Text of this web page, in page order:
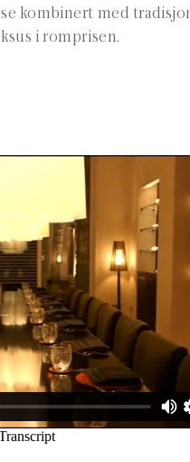
kombinert med
i romprisen.